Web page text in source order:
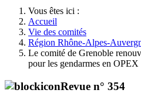
Vous êtes ici :
Accueil
Vie des comités
Région Rhône-Alpes-
Le comité de Grenoble
pour les gendarmes en OPEX
Revue n° 354